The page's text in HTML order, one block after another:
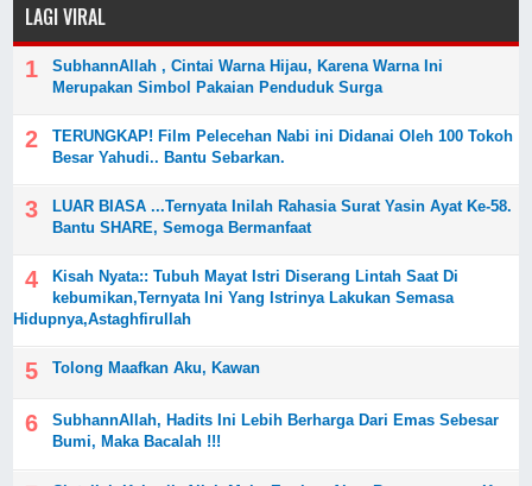
LAGI VIRAL
SubhannAllah , Cintai Warna Hijau, Karena Warna Ini
Merupakan Simbol Pakaian Penduduk Surga
TERUNGKAP! Film Pelecehan Nabi ini Didanai Oleh 100 Tokoh
Besar Yahudi.. Bantu Sebarkan.
LUAR BIASA ...Ternyata Inilah Rahasia Surat Yasin Ayat Ke-58.
Bantu SHARE, Semoga Bermanfaat
Kisah Nyata:: Tubuh Mayat Istri Diserang Lintah Saat Di
kebumikan,Ternyata Ini Yang Istrinya Lakukan Semasa
Hidupnya,Astaghfirullah
Tolong Maafkan Aku, Kawan
SubhannAllah, Hadits Ini Lebih Berharga Dari Emas Sebesar
Bumi, Maka Bacalah !!!